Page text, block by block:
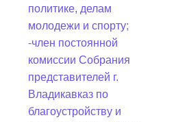
политике, делам
молодежи и спорту;
-член постоянной
комиссии Собрания
представителей г.
Владикавказ по
благоустройству и